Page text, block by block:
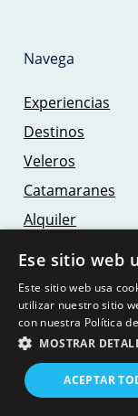
Navega
Experiencias
Destinos
Veleros
Catamaranes
Alquiler
Información
Términos y
Política de
Ese sitio web
Este sitio web usa
utilizar nuestro sitio
con nuestra Política
MOSTRAR
ACEPTAR